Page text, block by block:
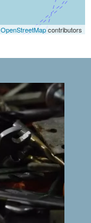
OpenStreetMapcontributors